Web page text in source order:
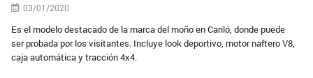
03/01/2020
Es el modelo destacado de la marca del moño en Cariló, donde puede
ser probada por los visitantes. Incluye look deportivo, motor naftero V8,
caja automática y tracción 4x4.